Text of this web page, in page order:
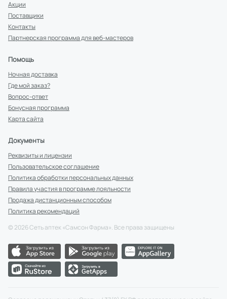
Акции
Поставщики
Контакты
Партнерская программа для веб-мастеров
Помощь
Ночная доставка
Где мой заказ?
Вопрос-ответ
Бонусная программа
Карта сайта
Документы
Реквизиты и лицензии
Пользовательское соглашение
Политика обработки персональных данных
Правила участия в программе лояльности
Продажа дистанционным способом
Политика рекомендаций
© 2026Сеть аптек «Самсон Фарма». Все права защищены